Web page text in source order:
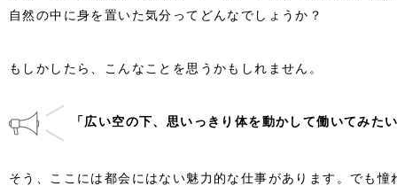
自然の中に身を置いた気分ってどんなでしょうか？
もしかしたら、こんなことを思うかもしれません。
「広い空の下、思いっきり体を動かして働いてみた
そう、ここには都会にはない魅力的な仕事があります。でも